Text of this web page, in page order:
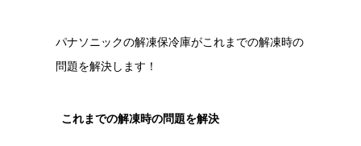
パナソニックの解凍保冷庫がこれまでの解凍時の
問題を解決します！
これまでの解凍時の問題を解決